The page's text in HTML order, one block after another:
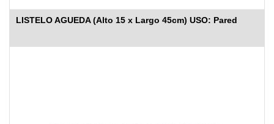
LISTELO AGUEDA (Alto 15 x Largo 45cm) USO: Pared